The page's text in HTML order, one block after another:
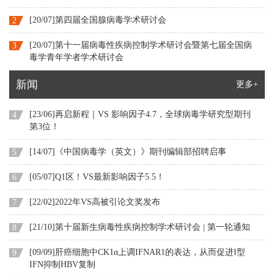
2 [20/07]第四届全国腺病毒学术研讨会
3
[20/07]第十一届病毒性疾病控制学术研讨会暨第七届全国病
毒学青年学者学术研讨会
新闻 更多+
4
[23/06]再启新程｜VS 影响因子4.7，全球病毒学研究型期刊
第3位！
5 [14/07]《中国病毒学（英文）》期刊编辑部招聘启事
6 [05/07]Q1区！VS最新影响因子5.5！
7 [22/02]2022年VS高被引论文奖发布
8 [21/10]第十届新生病毒性疾病控制学术研讨会 | 第一轮通知
9
[09/09]肝癌细胞中CK1α上调IFNAR1的表达，从而促进I型
IFN抑制HBV复制